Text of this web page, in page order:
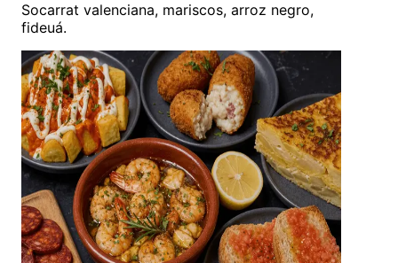
Socarrat valenciana, mariscos, arroz negro,
fideuá.